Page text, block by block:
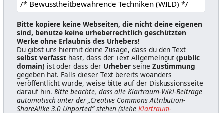
Bitte kopiere keine Webseiten, die nicht deine eigenen
sind, benutze keine urheberrechtlich geschützten
Werke ohne Erlaubnis des Urhebers!
Du gibst uns hiermit deine Zusage, dass du den Text
selbst verfasst hast, dass der Text Allgemeingut(public
domain) ist oder dass der Urheber seineZustimmung
gegeben hat. Falls dieser Text bereits woanders
veröffentlicht wurde, weise bitte auf der Diskussionsseite
darauf hin.Bitte beachte, dass alle Klartraum-Wiki-Beiträge
automatisch unter der „Creative Commons Attribution-
ShareAlike 3.0 Unported“ stehen (sieheKlartraum-